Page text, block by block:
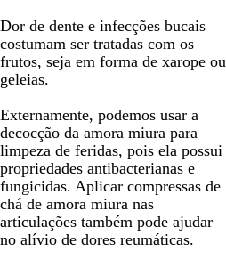
Dor de dente e infecções bucais
costumam ser tratadas com os
frutos, seja em forma de xarope ou
geleias.
Externamente, podemos usar a
decocção da amora miura para
limpeza de feridas, pois ela possui
propriedades antibacterianas e
fungicidas. Aplicar compressas de
chá de amora miura nas
articulações também pode ajudar
no alívio de dores reumáticas.